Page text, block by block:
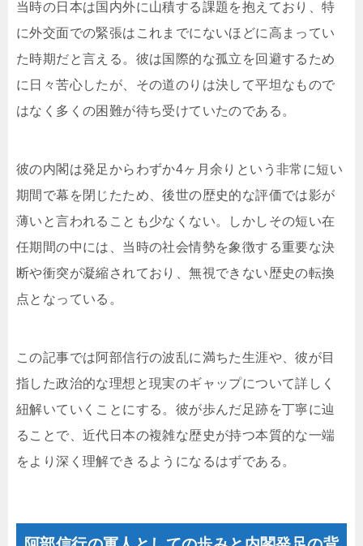
当時の日本は国内外に山積する課題を抱えており、特
に外交面での緊張はこれまでにないほどに高まってい
た時期だと言える。彼は国際的な孤立を回避するため
に日々苦心したが、その道のりは決して平坦なもので
はなく多くの困難が待ち受けていたのである。
彼の内閣は発足からわずか4ヶ月余りという非常に短い
期間で幕を閉じたため、後世の歴史的な評価では影が
薄いと言われることも少なくない。しかしその短い在
任期間の中には、当時の社会情勢を象徴する重要な決
断や衝突が凝縮されており、無視できない歴史の転換
点となっている。
この記事では阿部信行の波乱に満ちた生涯や、彼が目
指した政治的な理想と現実のギャップについて詳しく
紐解いていくことにする。彼が歩んだ足跡を丁寧に辿
ることで、近代日本の複雑な歴史が持つ本質的な一端
をより深く理解できるようになるはずである。